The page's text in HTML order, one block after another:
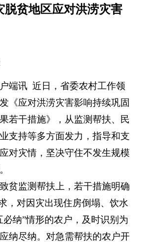
脱贫地区应对洪涝灾害
端讯 近日，省委农村工作领
《应对洪涝灾害影响持续巩固
若干措施》，从监测帮扶、民
支持等多方面发力，指导和支
对灾情，坚决守住不发生规模
贫监测帮扶上，若干措施明确
，对因灾出现住房倒塌、饮水
必纳”情形的农户，及时识别为
纳尽纳。对急需帮扶的农户开